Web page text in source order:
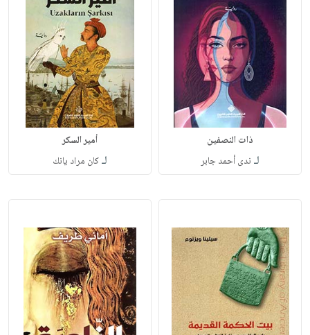
ذات النصفين
لـ ندى أحمد جابر
أمير السكر
لـكان مراد يانك